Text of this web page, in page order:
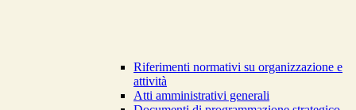
Riferimenti normativi su organizzazione e
attività
Atti amministrativi generali